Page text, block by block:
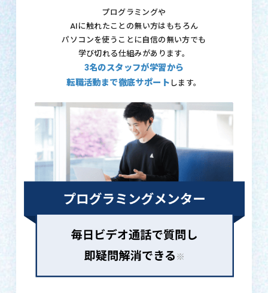
プログラミングや
AIに触れたことの無い方はもちろん
パソコンを使うことに自信の無い方でも
学び切れる仕組みがあります。
3名のスタッフが学習から
転職活動まで徹底サポート します。